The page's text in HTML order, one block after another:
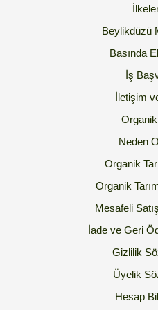
Beylikdüzü
Basında
İş
İletişim
Neden
Organik
Organik
Mesafeli
İade ve Geri
Gizlilik
Üyelik
Hesap